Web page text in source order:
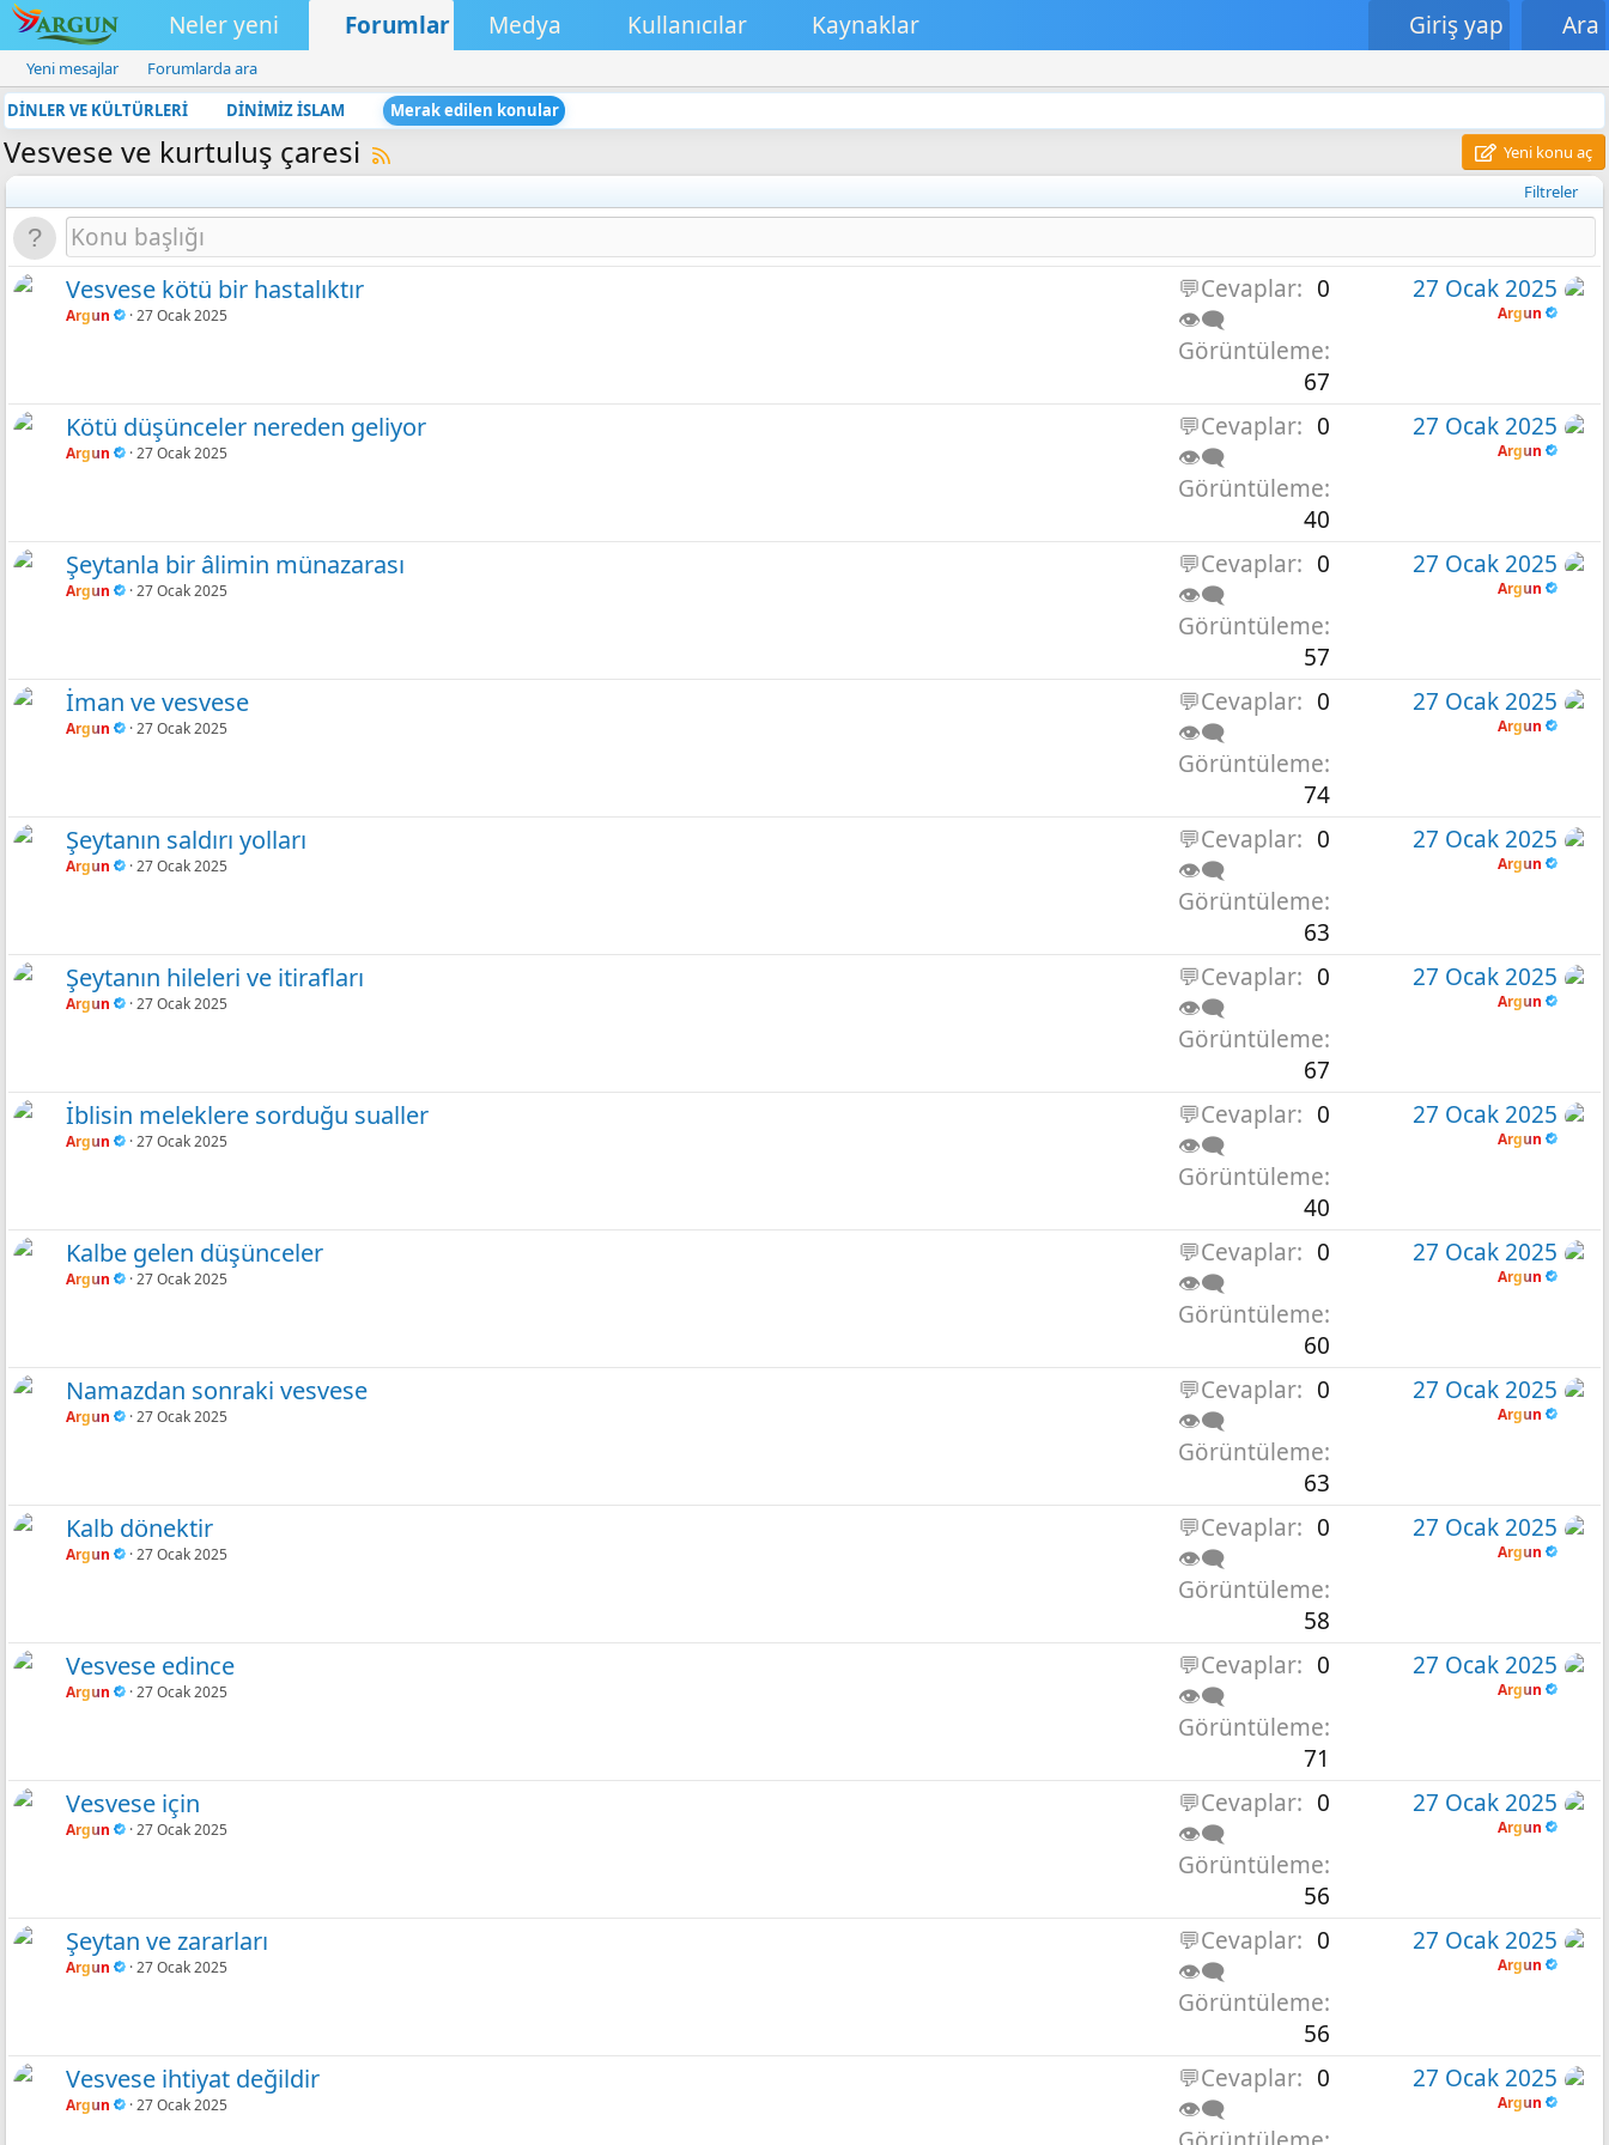
Neler yeni Forumlar Medya Kullanıcılar Kaynaklar Giriş yap Ara
Yeni mesajlar
Forumlarda ara
DİNLER VE KÜLTÜRLERİ
DİNİMİZ İSLAM Merak edilen konular
Vesvese ve kurtuluş çaresi
Yeni konu aç
Filtreler
Vesvese kötü bir hastalıktır
Argun 27 Ocak 2025
💬Cevaplar
0
👁️‍🗨️
Görüntüleme
67
27 Ocak 2025
Argun
Kötü düşünceler nereden geliyor
Argun 27 Ocak 2025
💬Cevaplar
0
👁️‍🗨️
Görüntüleme
40
27 Ocak 2025
Argun
Şeytanla bir âlimin münazarası
Argun 27 Ocak 2025
💬Cevaplar
0
👁️‍🗨️
Görüntüleme
57
27 Ocak 2025
Argun
İman ve vesvese
Argun 27 Ocak 2025
💬Cevaplar
0
👁️‍🗨️
Görüntüleme
74
27 Ocak 2025
Argun
Şeytanın saldırı yolları
Argun 27 Ocak 2025
💬Cevaplar
0
👁️‍🗨️
Görüntüleme
63
27 Ocak 2025
Argun
Şeytanın hileleri ve itirafları
Argun 27 Ocak 2025
💬Cevaplar
0
👁️‍🗨️
Görüntüleme
67
27 Ocak 2025
Argun
İblisin meleklere sorduğu sualler
Argun 27 Ocak 2025
💬Cevaplar
0
👁️‍🗨️
Görüntüleme
40
27 Ocak 2025
Argun
Kalbe gelen düşünceler
Argun 27 Ocak 2025
💬Cevaplar
0
👁️‍🗨️
Görüntüleme
60
27 Ocak 2025
Argun
Namazdan sonraki vesvese
Argun 27 Ocak 2025
💬Cevaplar
0
👁️‍🗨️
Görüntüleme
63
27 Ocak 2025
Argun
Kalb dönektir
Argun 27 Ocak 2025
💬Cevaplar
0
👁️‍🗨️
Görüntüleme
58
27 Ocak 2025
Argun
Vesvese edince
Argun 27 Ocak 2025
💬Cevaplar
0
👁️‍🗨️
Görüntüleme
71
27 Ocak 2025
Argun
Vesvese için
Argun 27 Ocak 2025
💬Cevaplar
0
👁️‍🗨️
Görüntüleme
56
27 Ocak 2025
Argun
Şeytan ve zararları
Argun 27 Ocak 2025
💬Cevaplar
0
👁️‍🗨️
Görüntüleme
56
27 Ocak 2025
Argun
Vesvese ihtiyat değildir
Argun 27 Ocak 2025
💬Cevaplar
0
👁️‍🗨️
27 Ocak 2025
Argun